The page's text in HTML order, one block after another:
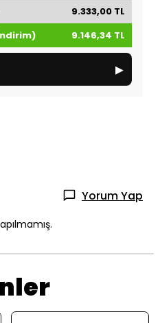
9.333,00 TL
9.146,34 TL
▸
Yorum Yap